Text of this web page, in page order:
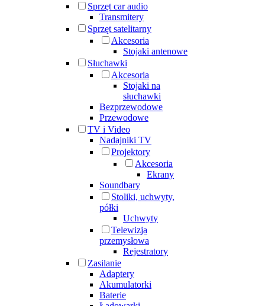
Sprzęt car audio
Transmitery
Sprzęt satelitarny
Akcesoria
Stojaki antenowe
Słuchawki
Akcesoria
Stojaki na
słuchawki
Bezprzewodowe
Przewodowe
TV i Video
Nadajniki TV
Projektory
Akcesoria
Ekrany
Soundbary
Stoliki, uchwyty,
półki
Uchwyty
Telewizja
przemysłowa
Rejestratory
Zasilanie
Adaptery
Akumulatorki
Baterie